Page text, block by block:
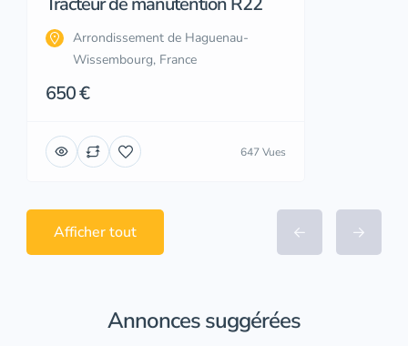
Arrondissement de Haguenau-
Wissembourg, France
650 €
647 Vues
Afficher tout
Annonces suggérées